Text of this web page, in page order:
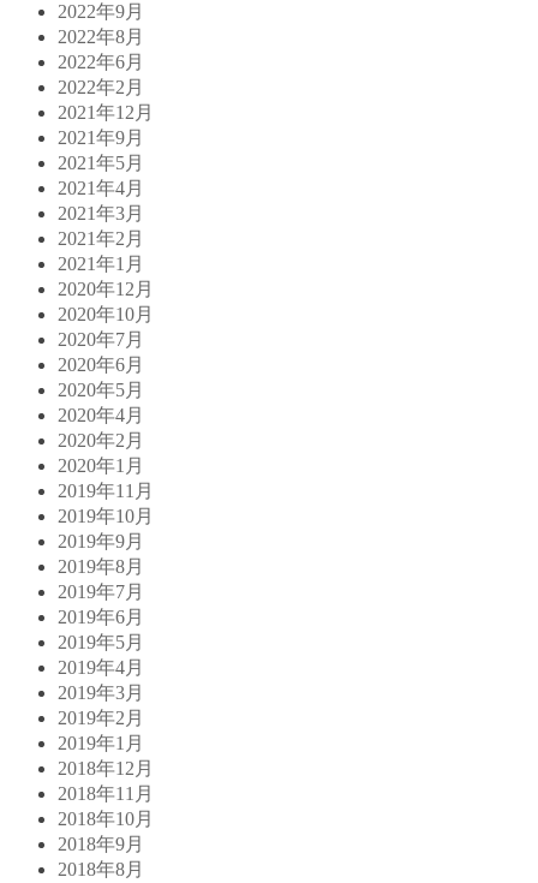
2022年9月
2022年8月
2022年6月
2022年2月
2021年12月
2021年9月
2021年5月
2021年4月
2021年3月
2021年2月
2021年1月
2020年12月
2020年10月
2020年7月
2020年6月
2020年5月
2020年4月
2020年2月
2020年1月
2019年11月
2019年10月
2019年9月
2019年8月
2019年7月
2019年6月
2019年5月
2019年4月
2019年3月
2019年2月
2019年1月
2018年12月
2018年11月
2018年10月
2018年9月
2018年8月